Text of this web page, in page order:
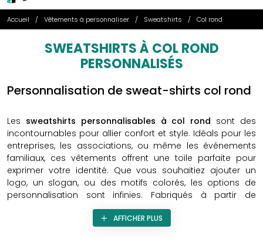
Accueil Vêtements à personnaliser Sweatshirts Col rond
SWEATSHIRTS À COL ROND
PERSONNALISÉS
Personnalisation de sweat-shirts col rond
Les sweatshirts personnalisables à col rond sont des
incontournables pour allier confort et style. Idéals pour les
entreprises, les associations, ou même les événements
familiaux, ces vêtements offrent une toile parfaite pour
exprimer votre identité. Que vous souhaitiez ajouter un
logo, un slogan, ou des motifs colorés, les options de
personnalisation sont infinies. Fabriqués à partir de
matériaux de haute qualité, ces
garantissent douceur et durabilité, assurant
AFFICHER PLUS